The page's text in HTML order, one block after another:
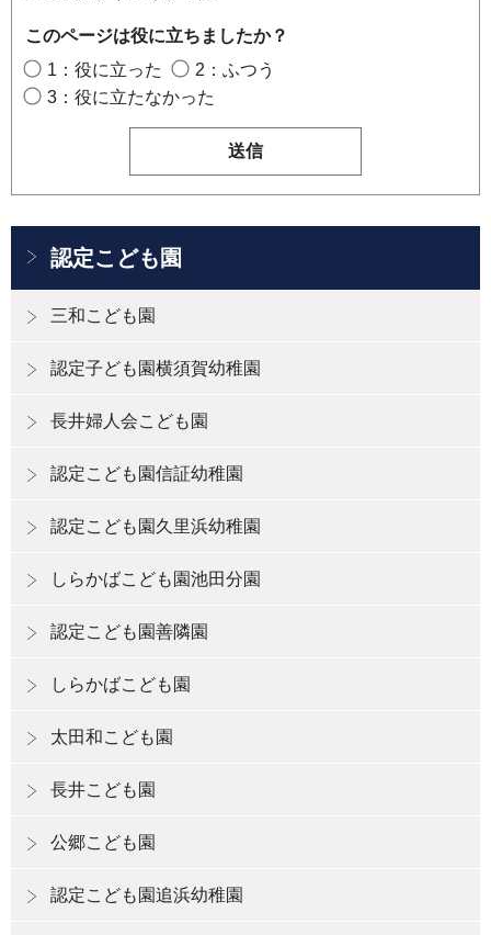
このページは役に立ちましたか？
1：役に立った
2：ふつう
3：役に立たなかった
認定こども園
三和こども園
認定子ども園横須賀幼稚園
長井婦人会こども園
認定こども園信証幼稚園
認定こども園久里浜幼稚園
しらかばこども園池田分園
認定こども園善隣園
しらかばこども園
太田和こども園
長井こども園
公郷こども園
認定こども園追浜幼稚園